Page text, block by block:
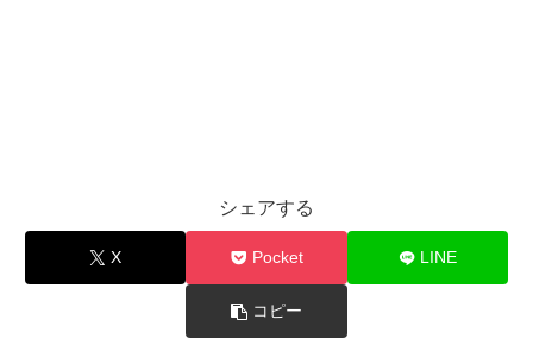
シェアする
X Pocket LINE
コピー